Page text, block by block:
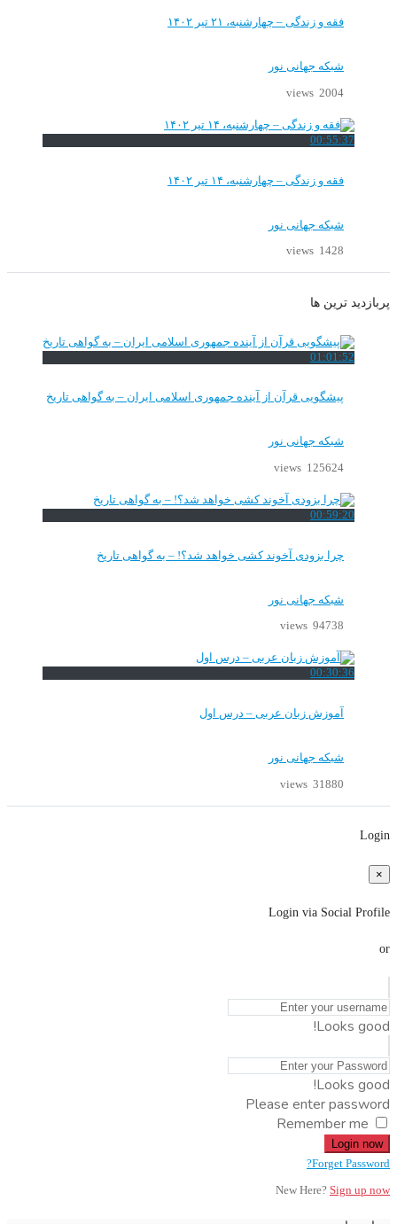
فقه و زندگی – چهارشنبه، ۲۱ تیر ۱۴۰۲
شبکه جهانی نور
2004 views
00:55:37
فقه و زندگی – چهارشنبه، ۱۴ تیر ۱۴۰۲
شبکه جهانی نور
1428 views
پربازدید ترین ها
01:01:52
پیشگویی قرآن از آینده جمهوری اسلامی ایران – به گواهی تاریخ
شبکه جهانی نور
125624 views
00:59:20
چرا بزودی آخوند کشی خواهد شد؟! – به گواهی تاریخ
شبکه جهانی نور
94738 views
00:30:36
آموزش زبان عربی – درس اول
شبکه جهانی نور
31880 views
Login
×
Login via Social Profile
or
Looks good!
Looks good!
Please enter password
Remember me
Login now
Forget Password?
New Here? Sign up now